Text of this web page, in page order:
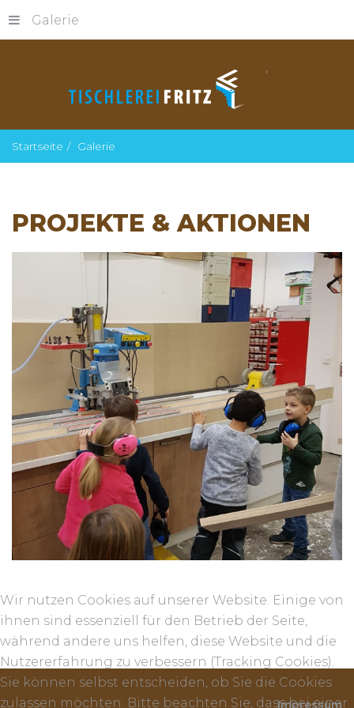
Galerie
Startseite Galerie
PROJEKTE & AKTIONEN
Projekt "Kleine Hände, große Zukunft"
Impressum
Wir nutzen Cookies auf unserer Website. Einige von
ihnen sind essenziell für den Betrieb der Seite,
während andere uns helfen, diese Website und die
Nutzererfahrung zu verbessern (Tracking Cookies).
Sie können selbst entscheiden, ob Sie die Cookies
zulassen möchten. Bitte beachten Sie, dass bei einer